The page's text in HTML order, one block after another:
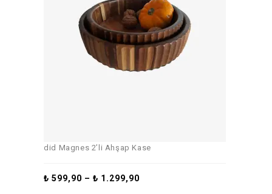
did Magnes 2’li Ahşap Kase
₺ 599,90 –₺ 1.299,90